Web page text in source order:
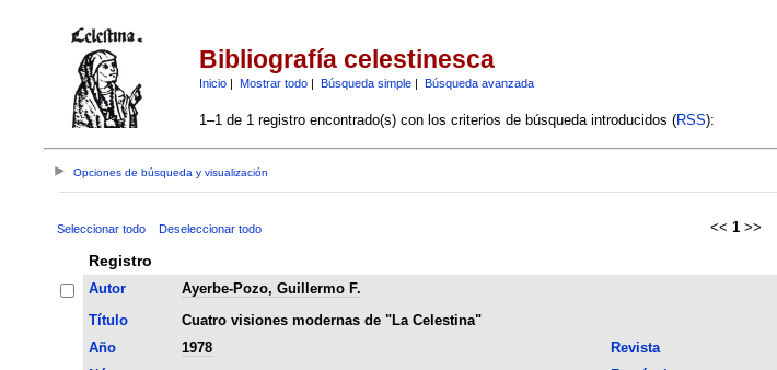
Bibliografía celestinesca
Inicio| Mostrar todo| Búsqueda simple| Búsqueda avanzada
1–1 de 1 registro encontrado(s) con los criterios de búsqueda introducidos (RSS):
Opciones de búsqueda y visualización
Seleccionar todo Deseleccionar todo << 1 >>
Registro
Autor
Ayerbe-Pozo, Guillermo F.
Título
Cuatro visiones modernas de "La Celestina"
Año
1978 Revista